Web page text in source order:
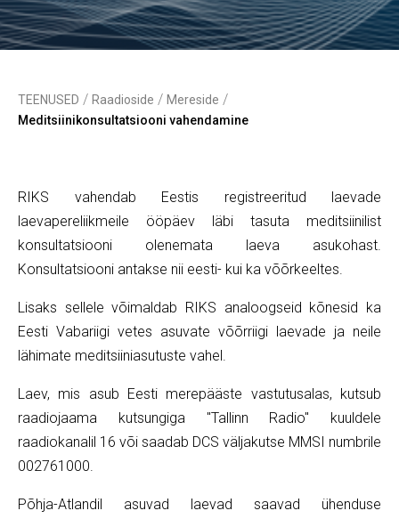
TEENUSED / Raadioside / Mereside /
Meditsiinikonsultatsiooni vahendamine
RIKS vahendab Eestis registreeritud laevade
laevapereliikmeile ööpäev läbi tasuta meditsiinilist
konsultatsiooni olenemata laeva asukohast.
Konsultatsiooni antakse nii eesti- kui ka võõrkeeltes.
Lisaks sellele võimaldab RIKS analoogseid kõnesid ka
Eesti Vabariigi vetes asuvate võõrriigi laevade ja neile
lähimate meditsiiniasutuste vahel.
Laev, mis asub Eesti merepääste vastutusalas, kutsub
raadiojaama kutsungiga "Tallinn Radio" kuuldele
raadiokanalil 16 või saadab DCS väljakutse MMSI numbrile
002761000.
Põhja-Atlandil asuvad laevad saavad ühenduse